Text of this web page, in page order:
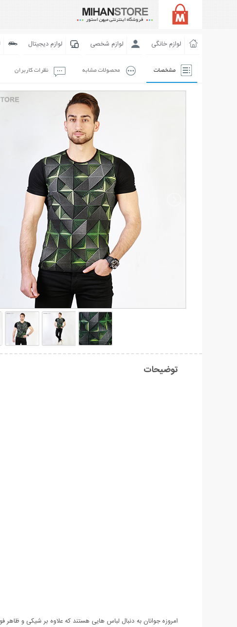
لوازم خانگی لوازم شخصی لوازم دیجیتال
مشخصات محصولات مشابه نظرات کاربران
توضیحات
امروزه جوانان به دنبال لباس هایی هستند که علاوه بر شیکی و